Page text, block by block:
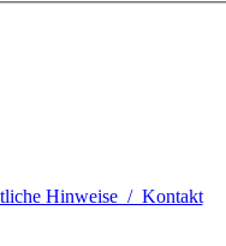
Hinweise / Kontakt